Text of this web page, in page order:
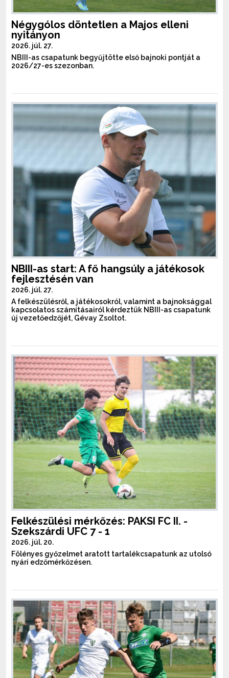
Négygólos döntetlen a Majos elleni
nyitányon
2026. júl. 27.
NBIII-as csapatunk begyűjtötte első bajnoki pontját a
2026/27-es szezonban.
NBIII-as start: A fő hangsúly a játékosok
fejlesztésén van
2026. júl. 27.
A felkészülésről, a játékosokról, valamint a bajnoksággal
kapcsolatos számításairól kérdeztük NBIII-as csapatunk
új vezetőedzőjét, Gévay Zsoltot.
Felkészülési mérkőzés: PAKSI FC II. -
Szekszárdi UFC 7 - 1
2026. júl. 20.
Fölényes győzelmet aratott tartalékcsapatunk az utolsó
nyári edzőmérkőzésen.